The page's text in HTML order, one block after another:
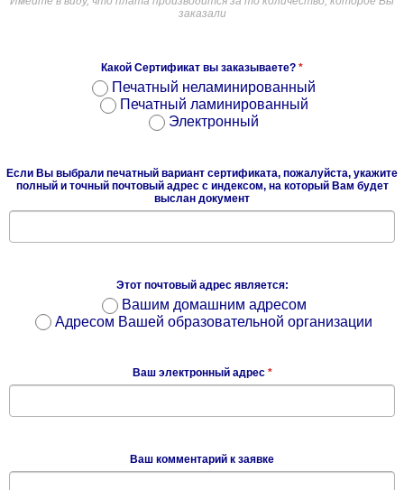
заказали
Какой Сертификат вы заказываете? *
Печатный неламинированный
Печатный ламинированный
Электронный
Если Вы выбрали печатный вариант сертификата, пожалуйста, укажите
полный и точный почтовый адрес с индексом, на который Вам будет
выслан документ
Этот почтовый адрес является:
Вашим домашним адресом
Адресом Вашей образовательной организации
Ваш электронный адрес *
Ваш комментарий к заявке